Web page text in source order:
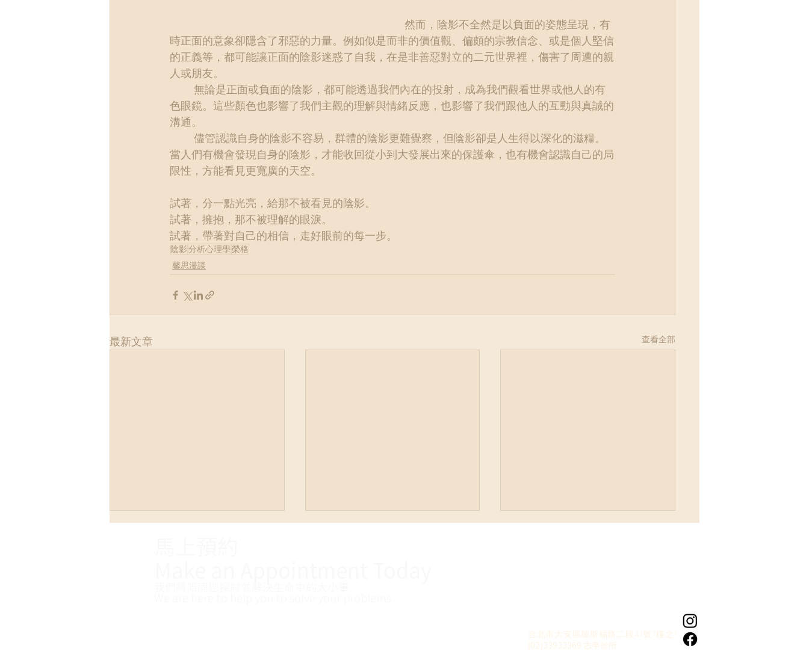
然而，陰影不全然是以負面的姿態呈現，有
時正面的意象卻隱含了邪惡的力量。例如似是而非的價值觀、偏頗的宗教信念、或是個人堅信
的正義等，都可能讓正面的陰影迷惑了自我，在是非善惡對立的二元世界裡，傷害了周遭的親
人或朋友。
色眼鏡。這些顏色也影響了我們主觀的理解與情緒反應，也影響了我們跟他人的互動與真誠的
溝通。
當人們有機會發現自身的陰影，才能收回從小到大發展出來的保護傘，也有機會認識自己的局
限性，方能看見更寬廣的天空。
試著，分一點光亮，給那不被看見的陰影。
試著，擁抱，那不被理解的眼淚。
試著，帶著對自己的相信，走好眼前的每一步。
陰影分析心理學榮格
馨思漫談
最新文章 查看全部
【Q: 到底怎麼樣才算是 #情緒
勒索？我又要如何知道自己被
台北市大安區羅斯福路二段41號7樓之1
(02)33933369 古亭診所